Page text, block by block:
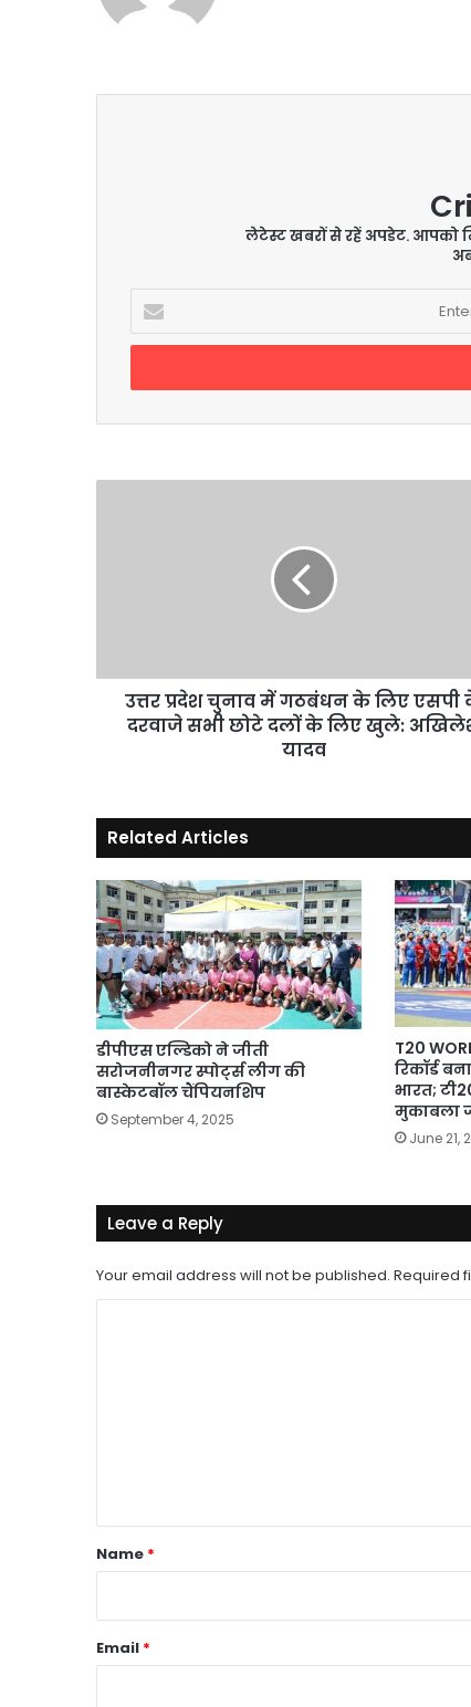
लेटेस्ट खबरों से रहें अपडेट. आपको
Enter
your
Email
के
दरवाजे
लिए
खुले:
अखिलेश
यादव
उत्तर प्रदेश चुनाव में गठबंधन के लिए एसपी
दरवाजे सभी छोटे दलों के लिए खुले:
यादव
Related Articles
डीपीएस एल्डिको ने जीती
सरोजनीनगर स्पोर्ट्स लीग की
बास्केटबॉल चैंपियनशिप
September 4, 2025
T20
रिकॉर्ड
भारत;
मुकाबला
June 21,
Leave a Reply
Your email address will not be published. Required
*
Name *
Email *